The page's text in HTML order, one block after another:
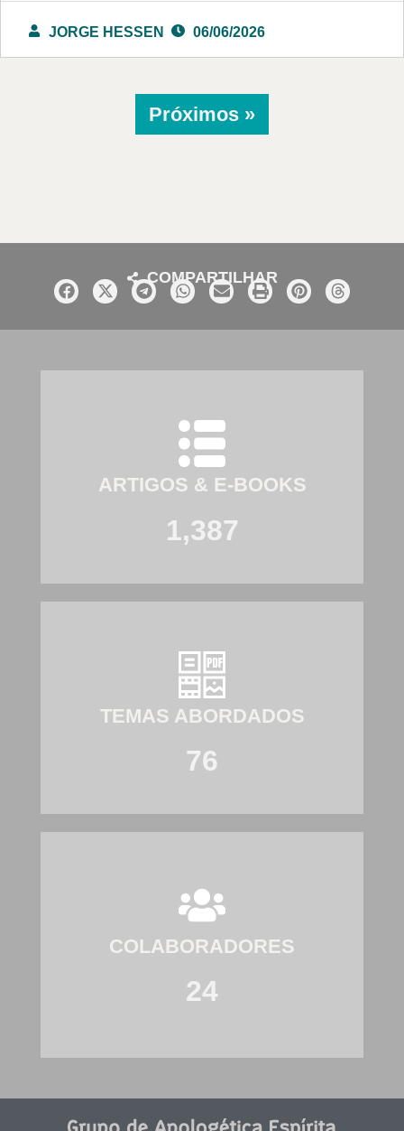
JORGE HESSEN 06/06/2026
Próximos »
COMPARTILHAR
ARTIGOS & E-BOOKS
1,387
TEMAS ABORDADOS
76
COLABORADORES
24